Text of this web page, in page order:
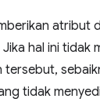
atribut
hal ini tidak
tersebut,
tidak